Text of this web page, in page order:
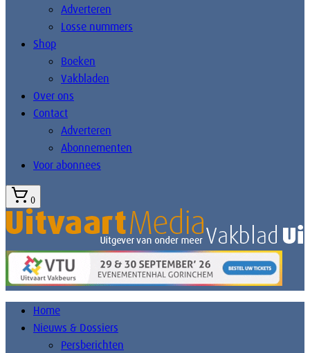
Adverteren
Losse nummers
Shop
Boeken
Vakbladen
Over ons
Contact
Adverteren
Abonnementen
Voor abonnees
0
Home
Nieuws & Dossiers
Persberichten